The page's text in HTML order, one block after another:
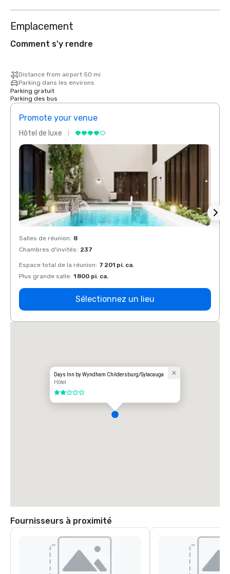
Emplacement
Comment s'y rendre
Distance from airport 50 mi
Parking dans les environs
Parking gratuit
Parking des bus
Promote your venue
Hôtel de luxe
Salles de réunion: 8
Chambres d'invités: 237
Espace total de la réunion: 7 201 pi. ca.
Plus grande salle: 1 800 pi. ca.
Sélectionnez un lieu
Days Inn by Wyndham Childersburg/Sylacauga
Hôtel
2 sur 5
Fournisseurs à proximité